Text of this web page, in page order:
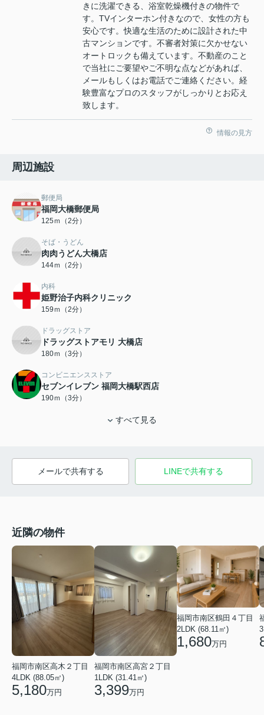
きに洗濯できる、浴室乾燥機付きの物件で
す。TVインターホン付きなので、女性の方も
安心です。快適な生活のために設計された中
古マンションです。不審者対策に欠かせない
オートロックも備えています。不動産のこと
で当社にご要望やご不明な点などがあれば、
メールもしくはお電話でご連絡ください。経
験豊富なプロのスタッフがしっかりとお応え
致します。
情報の見方
周辺施設
郵便局
福岡大橋郵便局
125ｍ（2分）
そば・うどん
肉肉うどん大橋店
144ｍ（2分）
内科
姫野治子内科クリニック
159ｍ（2分）
ドラッグストア
ドラッグストアモリ 大橋店
180ｍ（3分）
コンビニエンスストア
セブンイレブン 福岡大橋駅西店
190ｍ（3分）
すべて見る
メールで共有する LINEで共有する
近隣の物件
福岡市南区高木２丁目
4LDK (88.05㎡)
5,180万円
福岡市南区高宮２丁目
1LDK (31.41㎡)
3,399万円
福岡市南区鶴田４丁目
2LDK (68.11㎡)
1,680万円